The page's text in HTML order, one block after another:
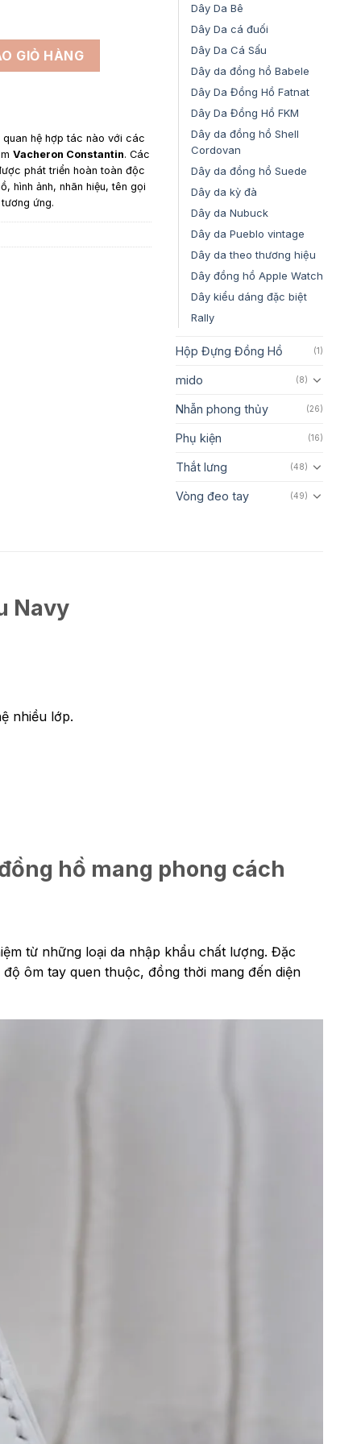
Constatin Overseas - Dây Da Cá Sấu Màu Navy số
GIỎ HÀNG
hệ hợp tác nào với các
Vacheron Constantin. Các
phát triển hoàn toàn độc
hình ảnh, nhãn hiệu, tên gọi
ứng.
Dây Da Bê
Dây Da cá đuối
Dây Da Cá Sấu
Dây da đồng hồ Babele
Dây Da Đồng Hồ Fatnat
Dây Da Đồng Hồ FKM
Dây da đồng hồ Shell
Cordovan
Dây da đồng hồ Suede
Dây da kỳ đà
Dây da Nubuck
Dây da Pueblo vintage
Dây da theo thương hiệu
Dây đồng hồ Apple Watch
Dây kiểu dáng đặc biệt
Rally
Hộp Đựng Đồng Hồ (1)
mido (8)
Nhẫn phong thủy (26)
Phụ kiện (16)
Thắt lưng (48)
Vòng đeo tay (49)
Navy
nhiều lớp.
hồ mang phong cách
từ những loại da nhập khẩu chất lượng. Đặc
ôm tay quen thuộc, đồng thời mang đến diện